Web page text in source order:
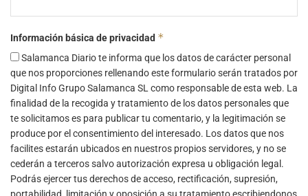
Información básica de privacidad *
Salamanca Diario te informa que los datos de carácter personal
que nos proporciones rellenando este formulario serán tratados por
Digital Info Grupo Salamanca SL como responsable de esta web. La
finalidad de la recogida y tratamiento de los datos personales que
te solicitamos es para publicar tu comentario, y la legitimación se
produce por el consentimiento del interesado. Los datos que nos
facilites estarán ubicados en nuestros propios servidores, y no se
cederán a terceros salvo autorización expresa u obligación legal.
Podrás ejercer tus derechos de acceso, rectificación, supresión,
portabilidad, limitación y oposición a su tratamiento escribiendonos